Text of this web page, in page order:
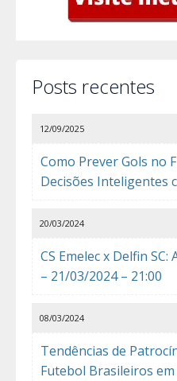
Posts recentes
Como Prever Gols no
Decisões Inteligentes
12/09/2025
CS Emelec x Delfin
– 21/03/2024 – 21:00
20/03/2024
Tendências de
Futebol Brasileiros em
08/03/2024